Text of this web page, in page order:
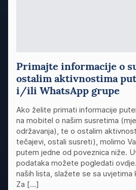
Primajte informacije o
ostalim aktivnostima
i/ili WhatsApp grupe
Ako želite primati informacije
na mobitel o našim susretima
održavanja), te o ostalim
tečajevi, ostali susreti), molimo
putem jedne od poveznica niže.
podataka možete pogledati
naših lista, slažete se sa uvjetima
Za […]